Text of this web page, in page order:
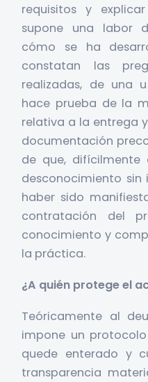
requisitos y
supone una labor
cómo se ha
constatan las
realizadas, de una
hace prueba de la
relativa a la entrega
documentación
de que, difícilmente
desconocimiento sin
haber sido
contratación del
conocimiento y
la práctica.
¿A quién protege el
Teóricamente al
impone un
quede enterado y
transparencia